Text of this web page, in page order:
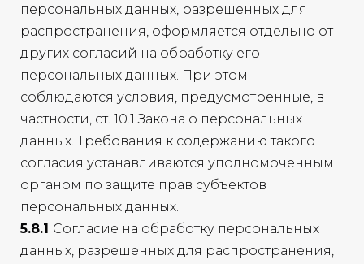
персональных данных, разрешенных для
распространения, оформляется отдельно от
других согласий на обработку его
персональных данных. При этом
соблюдаются условия, предусмотренные, в
частности, ст. 10.1 Закона о персональных
данных. Требования к содержанию такого
согласия устанавливаются уполномоченным
органом по защите прав субъектов
персональных данных.
5.8.1 Согласие на обработку персональных
данных, разрешенных для распространения,